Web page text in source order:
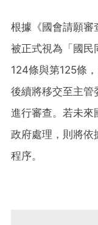
根據《國會請願
被正式視為「國民
124條與第125條
後續將移交至主管
進行審查。若未來
政府處理，則將依
程序。